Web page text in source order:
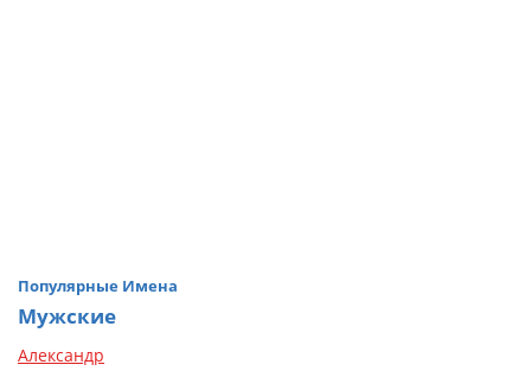
Популярные Имена
Мужские
Александр